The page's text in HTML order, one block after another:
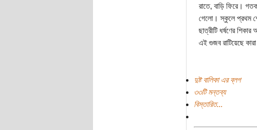
রাতে, বাড়ি ফিরে।
গেলো। স্কুলে প্রথম
ছাত্রীটি ধর্ষণের
এই গুজব রাটিয়েছে
দুষ্ট বালিকা এর ব্লগ
৩৩টি মন্তব্য
বিস্তারিত...